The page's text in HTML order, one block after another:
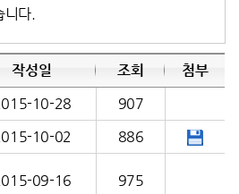
니다.
작성일 조회
첨부
10-28
907
10-02 886
09-16 975